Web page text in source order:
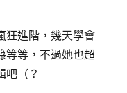
狂進階，幾天學會
等等，不過她也超
吧（？